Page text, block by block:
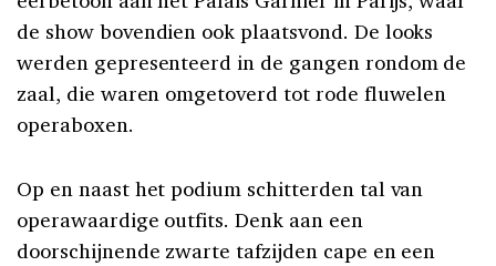
de show bovendien ook plaatsvond. De looks
werden gepresenteerd in de gangen rondom de
zaal, die waren omgetoverd tot rode fluwelen
operaboxen.
Op en naast het podium schitterden tal van
operawaardige outfits. Denk aan een
doorschijnende zwarte tafzijden cape en een